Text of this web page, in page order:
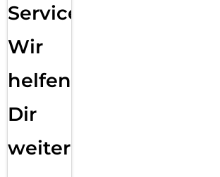
Service:
Wir
helfen
Dir
weiter